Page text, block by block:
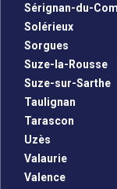
Sérignan-du-
Solérieux
Sorgues
Suze-la-Rousse
Suze-sur-Sarthe
Taulignan
Tarascon
Uzès
Valaurie
Valence